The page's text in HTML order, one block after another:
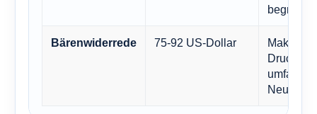
begrenzt
Bärenwiderrede 75-92 US-Dollar
Makro-
Druck